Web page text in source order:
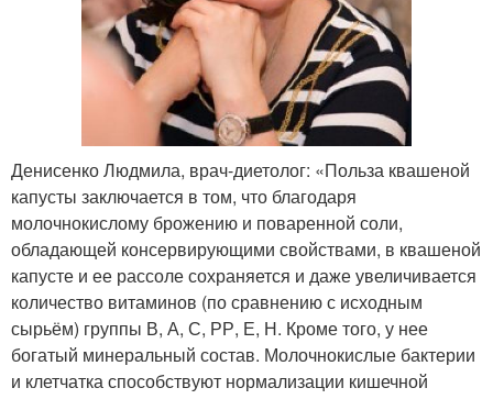
Денисенко Людмила, врач-диетолог: «Польза квашеной
капусты заключается в том, что благодаря
молочнокислому брожению и поваренной соли,
обладающей консервирующими свойствами, в квашеной
капусте и ее рассоле сохраняется и даже увеличивается
количество витаминов (по сравнению с исходным
сырьём) группы В, А, С, РР, Е, Н. Кроме того, у нее
богатый минеральный состав. Молочнокислые бактерии
и клетчатка способствуют нормализации кишечной